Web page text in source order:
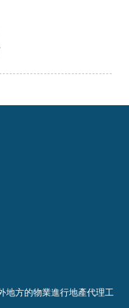
地方的物業進行地產代理工